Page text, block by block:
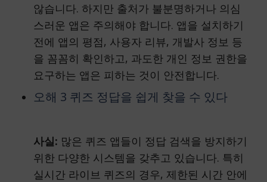
않습니다. 하지만 출처가 불분명하거나 의심
스러운 앱은 주의해야 합니다. 앱을 설치하기
전에 앱의 평점, 사용자 리뷰, 개발사 정보 등
을 꼼꼼히 확인하고, 과도한 개인 정보 권한을
요구하는 앱은 피하는 것이 안전합니다.
오해 3 퀴즈 정답을 쉽게 찾을 수 있다
사실: 많은 퀴즈 앱들이 정답 검색을 방지하기
위한 다양한 시스템을 갖추고 있습니다. 특히
실시간 라이브 퀴즈의 경우, 제한된 시간 안에